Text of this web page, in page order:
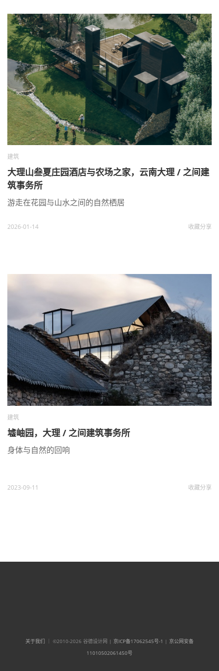
建筑
大理山叁夏庄园酒店与农场之家，云南大理 / 之间建
筑事务所
游走在花园与山水之间的自然栖居
2026-01-14 收藏分享
建筑
墟岫园，大理 / 之间建筑事务所
身体与自然的回响
2023-09-11 收藏分享
关于我们 ｜ ©2010-2026 谷德设计网 | 京ICP备17062545号-1 | 京公网安备
11010502061450号